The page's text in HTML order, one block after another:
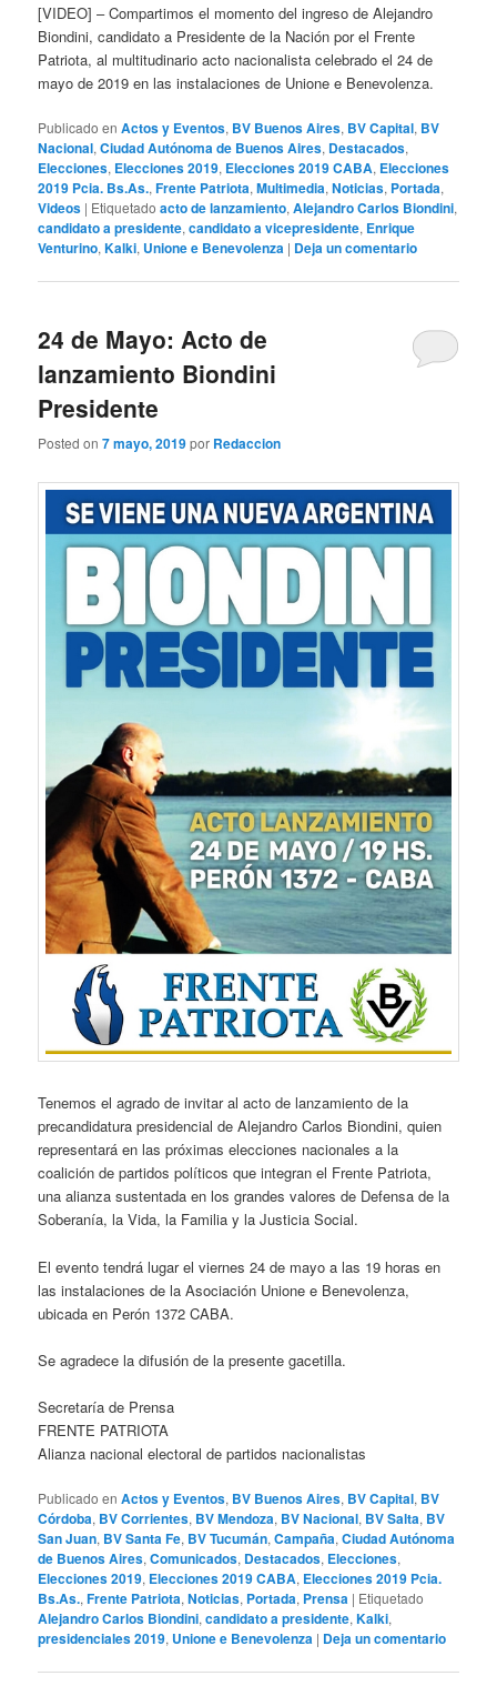
[VIDEO] – Compartimos el momento del ingreso de Alejandro
Biondini, candidato a Presidente de la Nación por el Frente
Patriota, al multitudinario acto nacionalista celebrado el 24 de
mayo de 2019 en las instalaciones de Unione e Benevolenza.
Publicado en Actos y Eventos, BV Buenos Aires, BV Capital, BV
Nacional,Ciudad Autónoma de Buenos Aires, Destacados,
Elecciones, Elecciones 2019, Elecciones 2019 CABA, Elecciones
2019 Pcia. Bs.As.,Frente Patriota,Multimedia,Noticias, Portada,
Videos | Etiquetado acto de lanzamiento,Alejandro Carlos Biondini,
candidato a presidente,candidato a vicepresidente, Enrique
Venturino,Kalki, Unione e Benevolenza | Deja un comentario
24 de Mayo: Acto de
lanzamiento Biondini
Presidente
Posted on7 mayo, 2019por Redaccion
Tenemos el agrado de invitar al acto de lanzamiento de la
precandidatura presidencial de Alejandro Carlos Biondini, quien
representará en las próximas elecciones nacionales a la
coalición de partidos políticos que integran el Frente Patriota,
una alianza sustentada en los grandes valores de Defensa de la
Soberanía, la Vida, la Familia y la Justicia Social.
El evento tendrá lugar el viernes 24 de mayo a las 19 horas en
las instalaciones de la Asociación Unione e Benevolenza,
ubicada en Perón 1372 CABA.
Se agradece la difusión de la presente gacetilla.
Secretaría de Prensa
FRENTE PATRIOTA
Alianza nacional electoral de partidos nacionalistas
Publicado en Actos y Eventos, BV Buenos Aires, BV Capital, BV
Córdoba, BV Corrientes, BV Mendoza, BV Nacional, BV Salta, BV
San Juan, BV Santa Fe, BV Tucumán,Campaña,Ciudad Autónoma
de Buenos Aires,Comunicados, Destacados, Elecciones,
Elecciones 2019, Elecciones 2019 CABA, Elecciones 2019 Pcia.
Bs.As.,Frente Patriota,Noticias, Portada, Prensa | Etiquetado
Alejandro Carlos Biondini,candidato a presidente,Kalki,
presidenciales 2019, Unione e Benevolenza | Deja un comentario